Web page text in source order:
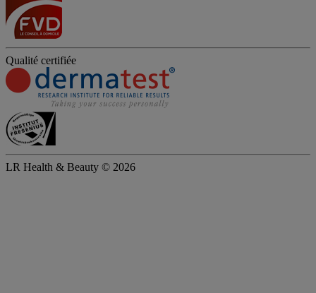
Qualité certifiée
LR Health & Beauty © 2026